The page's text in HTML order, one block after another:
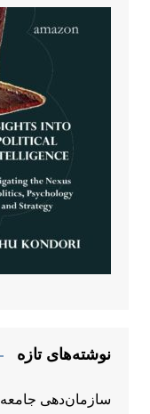
نوشته‌های تازه
سازمان‌دهی جامعه